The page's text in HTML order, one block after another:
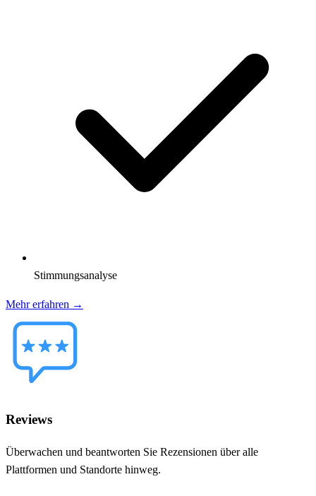
Stimmungsanalyse
Mehr erfahren →
Reviews
Überwachen und beantworten Sie Rezensionen über alle
Plattformen und Standorte hinweg.